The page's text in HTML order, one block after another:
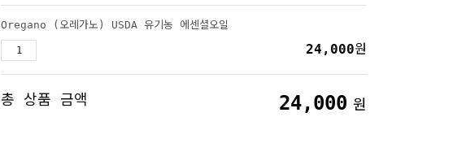
Oregano (오레가노) USDA 유기농 에센셜오일
24,000원
총 상품 금액 24,000 원